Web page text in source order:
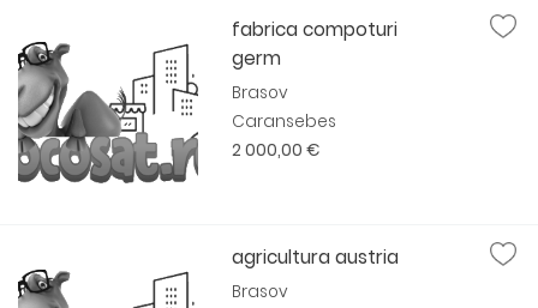
fabrica compoturi
germ
Brasov
Caransebes
2 000,00 €
agricultura austria
Brasov